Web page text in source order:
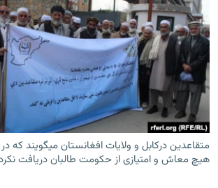
بحران مهاجرت
'کووید-۱۹'
تماس
صفحه پشتو
Azadi English
به ما بپیوندید
متقاعدین درکابل و ولایات افغانستان میگویند
هیچ معاش و امتیازی از حکومت طالبان دریافت